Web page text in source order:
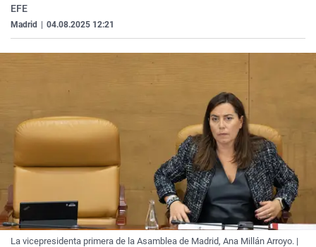
EFE
Madrid 04.08.2025 12:21
La vicepresidenta primera de la Asamblea de Madrid, Ana Millán Arroyo. |